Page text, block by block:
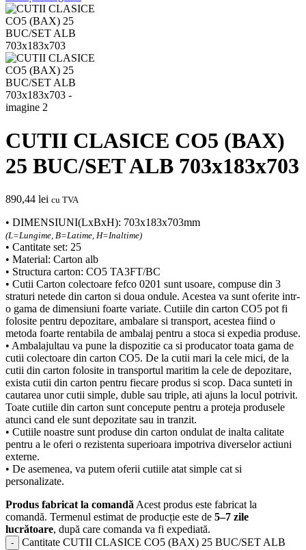
CUTII CLASICE CO5 (BAX)
25 BUC/SET ALB 703x183x703
890,44 lei cu TVA
• DIMENSIUNI(LxBxH): 703x183x703mm
(L=Lungime, B=Latime, H=Inaltime)
• Cantitate set: 25
• Material: Carton alb
• Structura carton: CO5 TA3FT/BC
• Cutii Carton colectoare fefco 0201 sunt usoare, compuse din 3
straturi netede din carton si doua ondule. Acestea va sunt oferite intr-
o gama de dimensiuni foarte variate. Cutiile din carton CO5 pot fi
folosite pentru depozitare, ambalare si transport, acestea fiind o
metoda foarte rentabila de ambalaj pentru a stoca si expedia produse.
• Ambalajultau va pune la dispozitie ca si producator toata gama de
cutii colectoare din carton CO5. De la cutii mari la cele mici, de la
cutii din carton folosite in transportul maritim la cele de depozitare,
exista cutii din carton pentru fiecare produs si scop. Daca sunteti in
cautarea unor cutii simple, duble sau triple, ati ajuns la locul potrivit.
Toate cutiile din carton sunt concepute pentru a proteja produsele
atunci cand ele sunt depozitate sau in tranzit.
• Cutiile noastre sunt produse din carton ondulat de inalta calitate
pentru a le oferi o rezistenta superioara impotriva diverselor actiuni
externe.
• De asemenea, va putem oferii cutiile atat simple cat si
personalizate.
Produs fabricat la comandăAcest produs este fabricat la
comandă. Termenul estimat de producție este de 5–7 zile
lucrătoare, după care comanda va fi expediată.
Cantitate CUTII CLASICE CO5 (BAX) 25 BUC/SET ALB